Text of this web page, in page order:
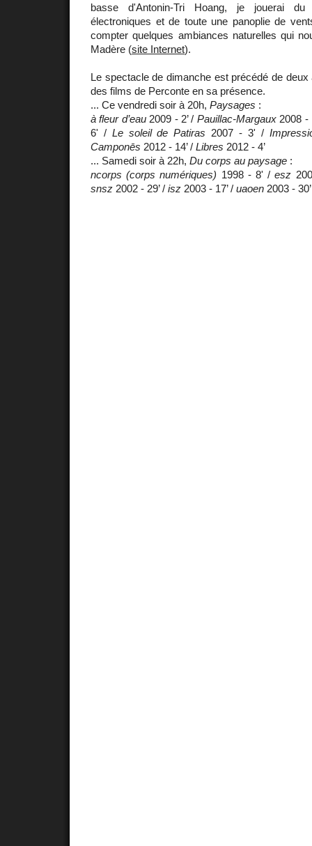
basse d'Antonin-Tri Hoang, je jouerai du
électroniques et de toute une panoplie de
compter quelques ambiances naturelles qui
Madère (site Internet).
Le spectacle de dimanche est précédé de
des films de Perconte en sa présence.
... Ce vendredi soir à 20h, Paysages :
à fleur d’eau2009 - 2’ / Pauillac-Margaux2008 -
6' / Le soleil de Patiras 2007 - 3' /
Camponēs 2012 - 14’ / Libres 2012 - 4’
... Samedi soir à 22h, Du corps au paysage :
ncorps (corps numériques) 1998 - 8' /esz
snsz 2002 - 29’ / isz 2003 - 17’ / uaoen 2003 - 30’